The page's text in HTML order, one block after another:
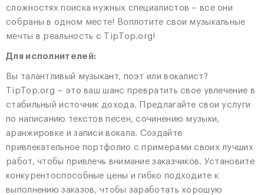
сложностях поиска нужных специалистов – все они
собраны в одном месте! Воплотите свои музыкальные
мечты в реальность с TipTop.org!
Для исполнителей:
Вы талантливый музыкант, поэт или вокалист?
TipTop.org – это ваш шанс превратить свое увлечение в
стабильный источник дохода. Предлагайте свои услуги
по написанию текстов песен, сочинению музыки,
аранжировке и записи вокала. Создайте
привлекательное портфолио с примерами своих лучших
работ, чтобы привлечь внимание заказчиков. Установите
конкурентоспособные цены и гибко подходите к
выполнению заказов, чтобы заработать хорошую